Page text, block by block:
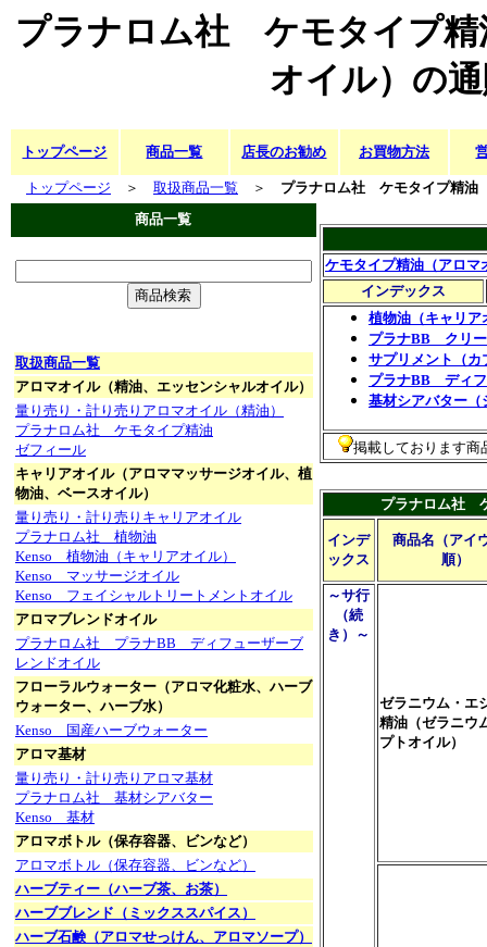
プラナロム社 ケモタイプ精
オイル）の
トップページ 商品一覧 店長のお勧め お買物方法
トップページ ＞ 取扱商品一覧 ＞ プラナロム社 ケモタイプ精油
商品一覧
ケモタイプ精油（アロマ
インデックス
植物油（キャリア
プラナBB クリ
サプリメント（カ
プラナBB ディフ
基材シアバター（
掲載しております商
プラナロム社
インデ
ックス
商品名（アイ
順）
～サ行
（続
き）～
ゼラニウム・エ
精油（ゼラニウ
プトオイル）
取扱商品一覧
アロマオイル（精油、エッセンシャルオイル）
量り売り・計り売りアロマオイル（精油）
プラナロム社 ケモタイプ精油
ゼフィール
キャリアオイル（アロママッサージオイル、植
物油、ベースオイル）
量り売り・計り売りキャリアオイル
プラナロム社 植物油
Kenso 植物油（キャリアオイル）
Kenso マッサージオイル
Kenso フェイシャルトリートメントオイル
アロマブレンドオイル
プラナロム社 プラナBB ディフューザーブ
レンドオイル
フローラルウォーター（アロマ化粧水、ハーブ
ウォーター、ハーブ水）
Kenso 国産ハーブウォーター
アロマ基材
量り売り・計り売りアロマ基材
プラナロム社 基材シアバター
Kenso 基材
アロマボトル（保存容器、ビンなど）
アロマボトル（保存容器、ビンなど）
ハーブティー（ハーブ茶、お茶）
ハーブブレンド（ミックススパイス）
ハーブ石鹸（アロマせっけん、アロマソープ）